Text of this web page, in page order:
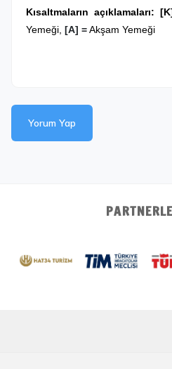
Kısaltmaların açıklamaları:
Yemeği, [A] =Akşam Yemeği
Yorum Yap